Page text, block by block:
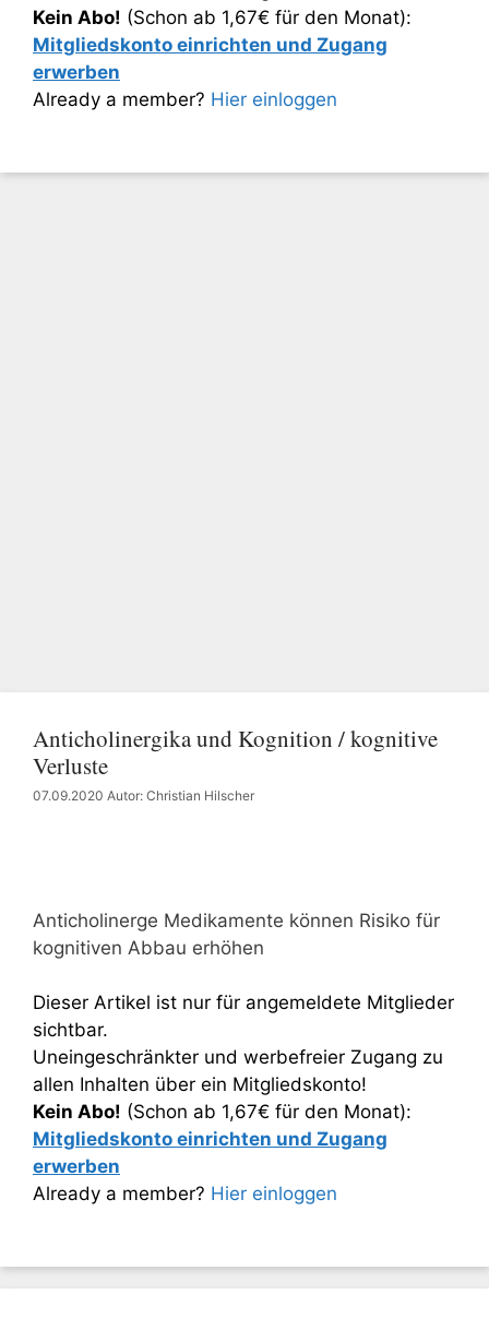
Kein Abo! (Schon ab 1,67€ für den Monat):
Mitgliedskonto einrichten und Zugang
erwerben
Already a member? Hier einloggen
Anticholinergika und Kognition / kognitive
Verluste
07.09.2020 Autor: Christian Hilscher
Anticholinerge Medikamente können Risiko für
kognitiven Abbau erhöhen
Dieser Artikel ist nur für angemeldete Mitglieder
sichtbar.
Uneingeschränkter und werbefreier Zugang zu
allen Inhalten über ein Mitgliedskonto!
Kein Abo! (Schon ab 1,67€ für den Monat):
Mitgliedskonto einrichten und Zugang
erwerben
Already a member? Hier einloggen